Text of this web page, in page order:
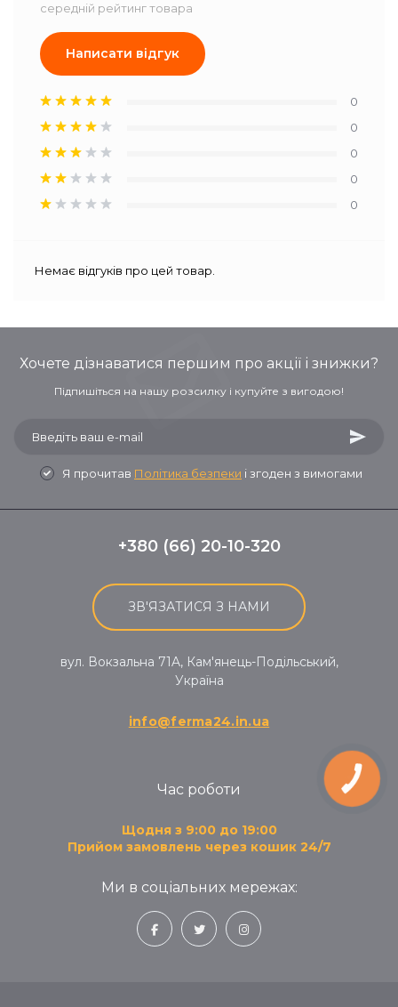
середній рейтинг товара
Написати відгук
0
0
0
0
0
Немає відгуків про цей товар.
Хочете дізнаватися першим про акції і знижки?
Підпишіться на нашу розсилку і купуйте з вигодою!
Я прочитав Політика безпеки і згоден з вимогами
+380 (66) 20-10-320
ЗВ'ЯЗАТИСЯ З НАМИ
вул. Вокзальна 71A, Кам'янець-Подільський,
Україна
info@ferma24.in.ua
Час роботи
Щодня з 9:00 до 19:00
Прийом замовлень через кошик 24/7
Ми в соціальних мережах:
КНОПКА
ЗВ'ЯЗКУ